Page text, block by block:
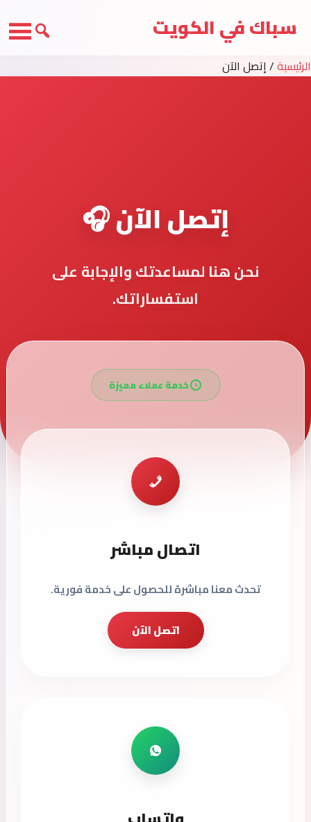
سباك في الكويت
الرئيسية/إتصل الآن
إتصل الآن 🎧
نحن هنا لمساعدتك والإجابة على
استفساراتك.
خدمة عملاء مميزة
اتصال مباشر
تحدث معنا مباشرة للحصول على خدمة فورية.
اتصل الآن